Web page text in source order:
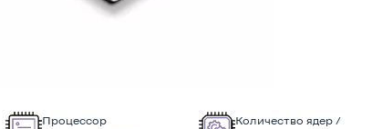
Процессор
Количество ядер /